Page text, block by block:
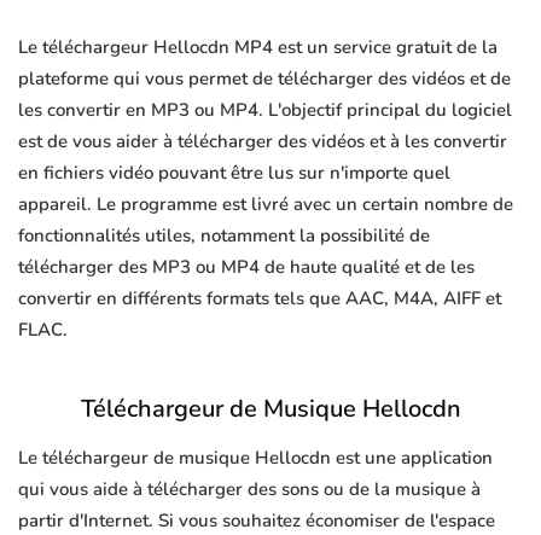
Le téléchargeur Hellocdn MP4 est un service gratuit de la
plateforme qui vous permet de télécharger des vidéos et de
les convertir en MP3 ou MP4. L'objectif principal du logiciel
est de vous aider à télécharger des vidéos et à les convertir
en fichiers vidéo pouvant être lus sur n'importe quel
appareil. Le programme est livré avec un certain nombre de
fonctionnalités utiles, notamment la possibilité de
télécharger des MP3 ou MP4 de haute qualité et de les
convertir en différents formats tels que AAC, M4A, AIFF et
FLAC.
Téléchargeur de Musique Hellocdn
Le téléchargeur de musique Hellocdn est une application
qui vous aide à télécharger des sons ou de la musique à
partir d'Internet. Si vous souhaitez économiser de l'espace